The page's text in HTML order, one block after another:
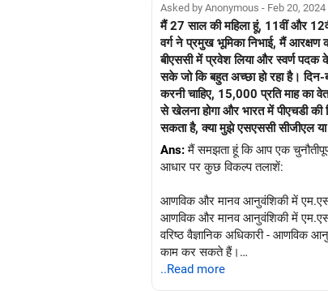
Asked by Anonymous - Feb 20, 2024
मैं 27 साल की महिला हूं, 11वीं और
वर्ग ने प्रमुख भूमिका निभाई, मैं आरक्षण
बीएससी में प्रवेश लिया और स्वर्ण पदक
सके जो कि बहुत अच्छा हो रहा है।
करनी चाहिए, 15,000 प्रति माह का
से खेलना होगा और भारत में पीएचडी की
सकता है, क्या मुझे एसएससी सीजीएल या
Ans:मैं समझता हूं कि आप एक
आधार पर कुछ विकल्प तलाशें:
आणविक और मानव आनुवंशिकी में
आणविक और मानव आनुवंशिकी में
वरिष्ठ वैज्ञानिक अधिकारी -
काम कर सकते हैं।
तकनीकी सहायक - आणविक आनुवंशिकी:
..Read more